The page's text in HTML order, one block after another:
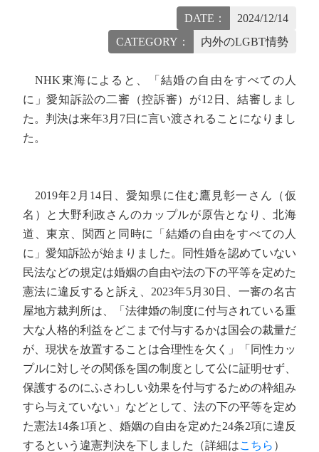
DATE：
2024/12/14
CATEGORY：
内外のLGBT情勢
NHK東海によると、「結婚の自由をすべての人
に」愛知訴訟の二審（控訴審）が12日、結審しまし
た。判決は来年3月7日に言い渡されることになりまし
た。
2019年2月14日、愛知県に住む鷹見彰一さん（仮
名）と大野利政さんのカップルが原告となり、北海
道、東京、関西と同時に「結婚の自由をすべての人
に」愛知訴訟が始まりました。同性婚を認めていない
民法などの規定は婚姻の自由や法の下の平等を定めた
憲法に違反すると訴え、2023年5月30日、一審の名古
屋地方裁判所は、「法律婚の制度に付与されている重
大な人格的利益をどこまで付与するかは国会の裁量だ
が、現状を放置することは合理性を欠く」「同性カッ
プルに対しその関係を国の制度として公に証明せず、
保護するのにふさわしい効果を付与するための枠組み
すら与えていない」などとして、法の下の平等を定め
た憲法14条1項と、婚姻の自由を定めた24条2項に違反
するという違憲判決を下しました（詳細はこちら ）